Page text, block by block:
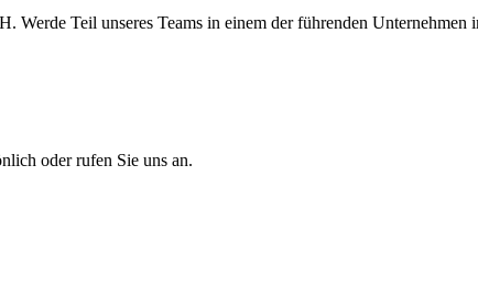
Werde Teil unseres Teams in einem der führenden
oder rufen Sie uns an.